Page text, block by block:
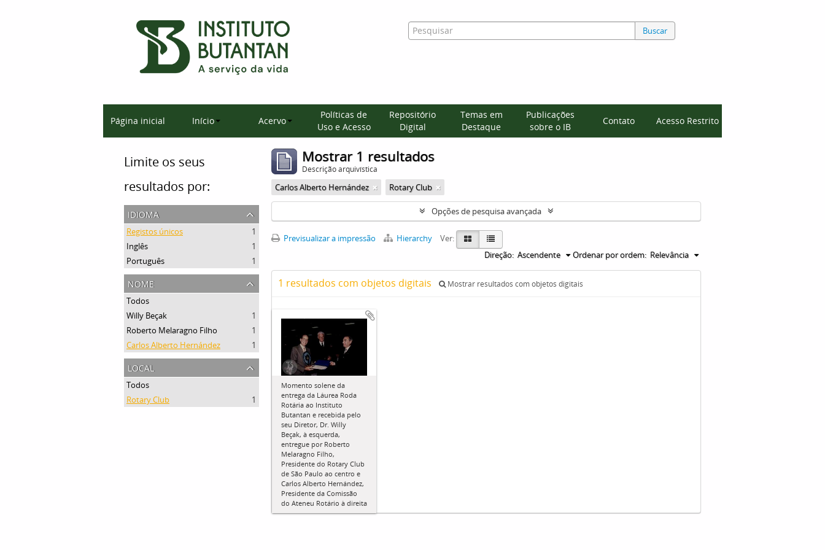
Buscar
Página inicial Início Acervo
Políticas de
Uso e Acesso
Repositório
Digital
Temas em
Destaque
Publicações
sobre o IB
Contato Acesso Restrito
Limite os seus
resultados por:
idioma
Registos únicos
1
Inglês
1
Português
1
nome
Todos
Willy Beçak
1
Roberto Melaragno Filho
1
Carlos Alberto Hernández
1
local
Todos
Rotary Club
1
Mostrar 1 resultados
Descrição arquivística
Carlos Alberto Hernández Rotary Club
Opções de pesquisa avançada
Previsualizar a impressão Hierarchy
Ver:
Ordenar por ordem: Relevância
Direção: Ascendente
1 resultados com objetos digitais Mostrar resultados com objetos digitais
Momento solene da
entrega da Láurea Roda
Rotária ao Instituto
Butantan e recebida pelo
seu Diretor, Dr. Willy
Beçak, à esquerda,
entregue por Roberto
Melaragno Filho,
Presidente do Rotary Club
de São Paulo ao centro e
Carlos Alberto Hernández,
Presidente da Comissão
do Ateneu Rotário à direita